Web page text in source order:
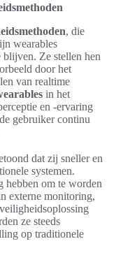
, die
wearables
Ze stellen hen
door het
van realtime
in het
en -ervaring
gebruiker continu
dat zij sneller en
systemen.
om te worden
externe monitoring,
ze steeds
op traditionele